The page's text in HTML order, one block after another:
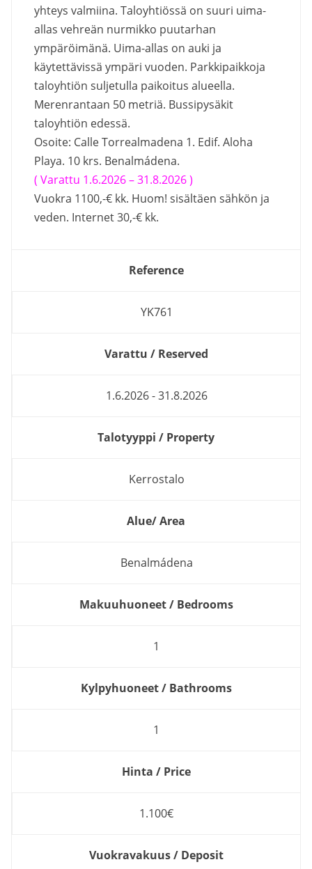
yhteys valmiina. Taloyhtiössä on suuri uima-
allas vehreän nurmikko puutarhan
ympäröimänä. Uima-allas on auki ja
käytettävissä ympäri vuoden. Parkkipaikkoja
taloyhtiön suljetulla paikoitus alueella.
Merenrantaan 50 metriä. Bussipysäkit
taloyhtiön edessä.
Osoite: Calle Torrealmadena 1. Edif. Aloha
Playa. 10 krs. Benalmádena.
( Varattu 1.6.2026 – 31.8.2026 )
Vuokra 1100,-€ kk. Huom! sisältäen sähkön ja
veden. Internet 30,-€ kk.
Reference
YK761
Varattu / Reserved
1.6.2026 - 31.8.2026
Talotyyppi / Property
Kerrostalo
Alue/ Area
Benalmádena
Makuuhuoneet / Bedrooms
1
Kylpyhuoneet / Bathrooms
1
Hinta / Price
1.100€
Vuokravakuus / Deposit